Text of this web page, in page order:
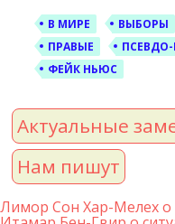
В МИРЕ ВЫБОРЫ
ПРАВЫЕ
ФЕЙК НЬЮС
Актуальные
Нам пишут
Лимор Сон Хар-Мелех о